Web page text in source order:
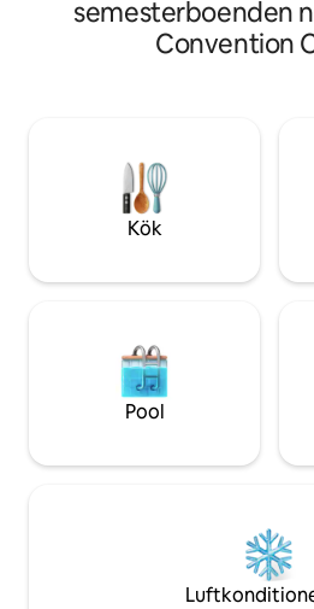
med personal dygnet runt, gratis
parkering (dedikerad plats),
Ball Arena (15 minuter), Coors Field
minuter), Union Station (5 minuter)
16th Street Mall (5 minuter).
semesterboenden
Convention
Kök
Pool